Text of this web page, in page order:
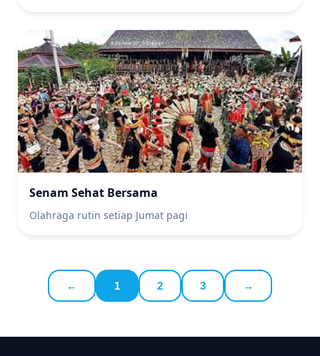
Senam Sehat Bersama
Olahraga rutin setiap Jumat pagi
← 1 2 3 →